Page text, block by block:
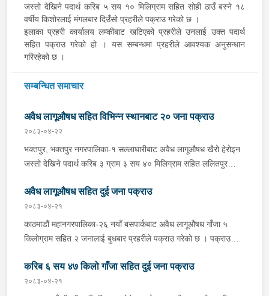
जस्तो देखिने पदार्थ करिब ५ सय १० मिलिग्राम सहित सोही ठाउँ बस्ने १८
वर्षीय किशोरलाई मंगलबार दिउँसो प्रहरीले पक्राउ गरेको छ ।
इलाका प्रहरी कार्यालय लम्कीबाट खटिएको प्रहरीले उनलाई उक्त पदार्थ
सहित पक्राउ गरेको हो । यस सम्बन्धमा प्रहरीले आवश्यक अनुसन्धान
गरिरहेको छ ।
सम्बन्धित समाचार
अवैध लागूऔषध सहित विभिन्न स्थानबाट २० जना पक्राउ
२०८३-०४-२२
भक्तपुर, भक्तपुर नगरपालिका-१ सल्लाघारीबाट अवैध लागूऔषध खैरो हेरोइन
जस्तो देखिने पदार्थ करिब ३ ग्राम ३ सय ४० मिलिग्राम सहित ललितपुर
प्रहरीले पक्राउ गरेको छ । प्रहरी वृत्त जगातीबाट खटिएको प्रहरीले
बा.प्र.०२-०४५ प ३७८८ नम्बरको मोटरसाइकलमा सवार उनलाई उक्त पदार्थ
सहित पक्राउ गरेको हो । यसैगरी भक्तपुर, मध्यपुर थिमी नगरपालिका-१
लोकन्थलीबाट अवैध लागूऔषध खैरो हेरोइन जस्तो देखिने पदार्थ करिब ४ ग्राम
अमित गुरूङलाई बिहीबार साँझ प्रहरीले पक्राउ गरेको छ । प्रहरी वृत्त
जगातीबाट खटिएको प्रहरीले बा.प्र.०२-०५६ प ६२२९ नम्बरको स्कुटरमा
सवार उनलाई उक्त पदार्थ सहित पक्राउ गरेको हो । रूपन्देही, ओमसतिया
अवैध लागूऔषध सहित दुई जना पक्राउ
२०८३-०४-२१
काठमाडौं महानगरपालिका-२६ नयाँ बसपार्कबाट अवैध लागूऔषध गाँजा ५
किलोग्राम सहित २ जनालाई बुधबार प्रहरीले पक्राउ गरेको छ । पक्राउ
MEHEN र भारत उत्तर प्रदेश जोया ठेगाना भएका ३२ वर्षीय
MOHAMMAD HASNAIN रहेका छन् । लागूऔषध नियन्त्रण ब्यूरो
करिब ६ सय ४७ किलो गाँजा सहित दुई जना पक्राउ
२०८३-०४-२१